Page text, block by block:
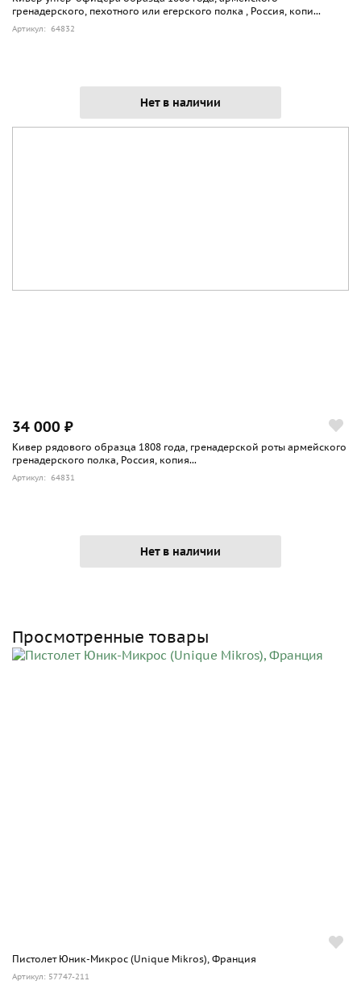
гренадерского, пехотного или егерского полка , Россия, копи...
Артикул: 64832
Нет в наличии
34 000 ₽
Кивер рядового образца 1808 года, гренадерской роты армейского
гренадерского полка, Россия, копия...
Артикул: 64831
Нет в наличии
Просмотренные товары
Пистолет Юник-Микрос (Unique Mikros), Франция
Артикул: 57747-211